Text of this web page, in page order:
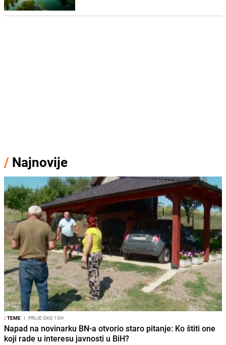
/ Najnovije
/TEME I PRIJE OKO 10H
Napad na novinarku BN-a otvorio staro pitanje: Ko štiti one
koji rade u interesu javnosti u BiH?